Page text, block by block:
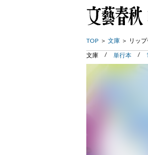
TOP 文庫 リッ
文庫 単行本